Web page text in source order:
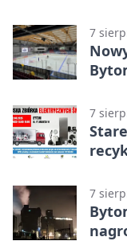
7
7
7